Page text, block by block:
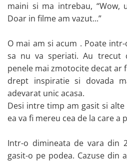
maini si ma intrebau, “Wow,
Doar in filme am vazut...”
O mai am si acum . Poate
sa nu va speriati. Au trecut
penele mai zmotocite decat ar
drept inspiratie si dovada
adevarat unic acasa.
Desi intre timp am gasit si alte
ea va fi mereu cea de la care a
Intr-o dimineata de vara din
gasit-o pe podea. Cazuse din